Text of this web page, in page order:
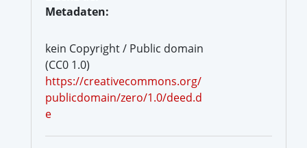
Metadaten:
kein Copyright / Public domain
(CC0 1.0)
https://creativecommons.org/
publicdomain/zero/1.0/deed.d
e